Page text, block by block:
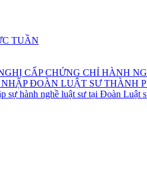
TUẦN
CẤP CHỨNG CHỈ HÀNH
ĐOÀN LUẬT SƯ THÀNH
sự hành nghề luật sư tại Đoàn Luật